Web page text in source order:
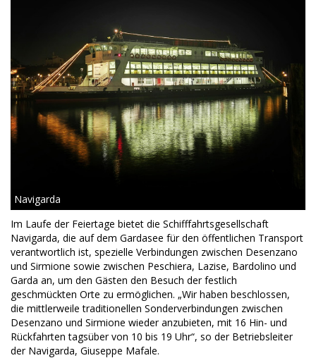
Navigarda
Im Laufe der Feiertage bietet die Schifffahrtsgesellschaft
Navigarda, die auf dem Gardasee für den öffentlichen Transport
verantwortlich ist, spezielle Verbindungen zwischen Desenzano
und Sirmione sowie zwischen Peschiera, Lazise, ​​​​Bardolino und
Garda an, um den Gästen den Besuch der festlich
geschmückten Orte zu ermöglichen. „Wir haben beschlossen,
die mittlerweile traditionellen Sonderverbindungen zwischen
Desenzano und Sirmione wieder anzubieten, mit 16 Hin- und
Rückfahrten tagsüber von 10 bis 19 Uhr“, so der Betriebsleiter
der Navigarda, Giuseppe Mafale.